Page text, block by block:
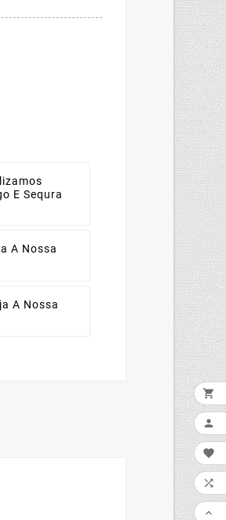
E Sequra
A Nossa
A Nossa




